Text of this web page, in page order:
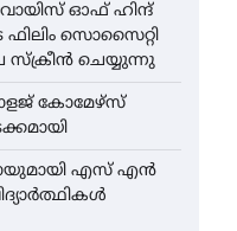
വോയിസ് ഓഫ് ഹിന്ദ്
ഫിലിം സൊസൈറ്റി
സ്‌ക്രീൻ ചെയ്യുന്നു
കോമേഴ്‌സ്
എസ് എൻ